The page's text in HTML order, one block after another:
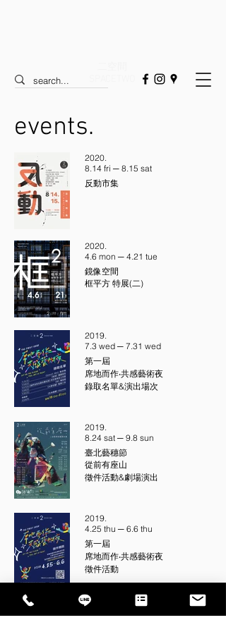
events.
反動市集
2020.
8.14 fri ─ 8.15 sat
鏡像空間
2020.
4.6 mon ─ 4.21 tue
框平方 特展(二)
第一屆
2019.
7.3 wed ─ 7.31 wed
席地而作‧共感藝術夜
錄取名單&演出場次
臺北藝穗節
2019.
8.24 sat ─ 9.8 sun
從前有座山
徵件活動&劇場演出
第一屆
2019.
4.25 thu ─ 6.6 thu
席地而作‧共感藝術夜
徵件活動